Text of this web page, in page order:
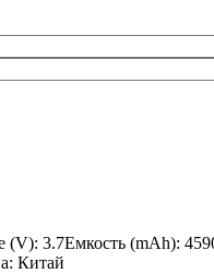
3.7Емкость (mAh):
Китай